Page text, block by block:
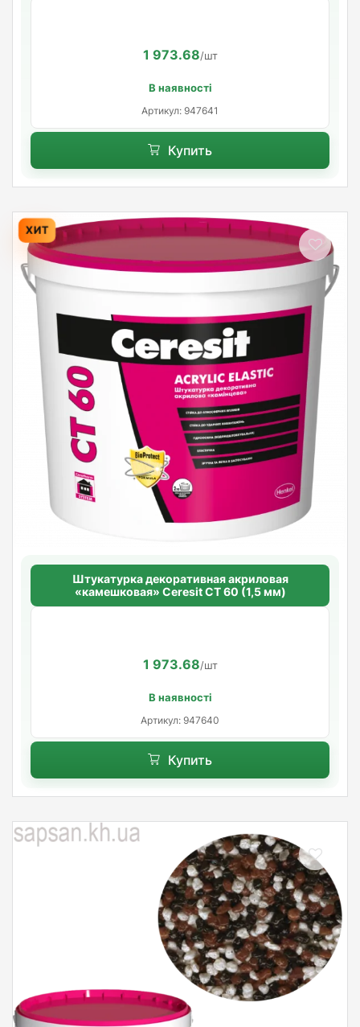
1 973.68/шт
В наявності
Артикул: 947641
Купить
ХИТ
Штукатурка декоративная акриловая
«камешковая» Ceresit CT 60 (1,5 мм)
1 973.68/шт
В наявності
Артикул: 947640
Купить